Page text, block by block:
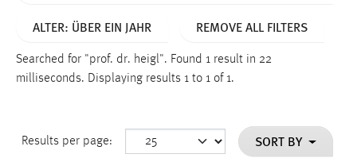
ALTER: ÜBER EIN JAHR REMOVE ALL FILTERS
Searched for "prof. dr. heigl". Found 1 result in 22
milliseconds. Displaying results 1 to 1 of 1.
Results per page: SORT BY